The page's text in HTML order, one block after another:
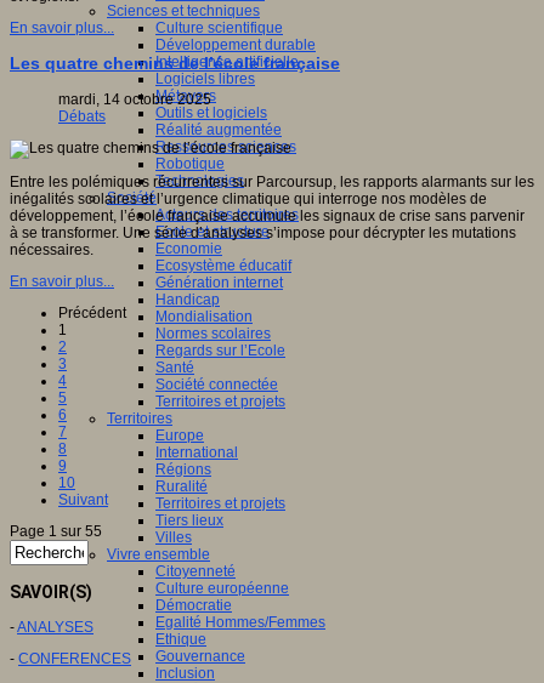
Sciences et techniques
Culture scientifique
Développement durable
Intelligence artificielle
Logiciels libres
Métavers
Outils et logiciels
Réalité augmentée
Ressources sciences
Robotique
Technologies
Société
Acteurs des territoires
Ecole et structure
Economie
Ecosystème éducatif
Génération internet
Handicap
Mondialisation
Normes scolaires
Regards sur l’Ecole
Santé
Société connectée
Territoires et projets
Territoires
Europe
International
Régions
Ruralité
Territoires et projets
Tiers lieux
Villes
Vivre ensemble
Citoyenneté
Culture européenne
Démocratie
Egalité Hommes/Femmes
Ethique
Gouvernance
Inclusion
En savoir plus...
Les quatre chemins de l’école française
mardi, 14 octobre 2025
Débats
Entre les polémiques récurrentes sur Parcoursup, les rapports alarmants sur les
inégalités scolaires et l’urgence climatique qui interroge nos modèles de
développement, l’école française accumule les signaux de crise sans parvenir
à se transformer. Une série d’analyses s’impose pour décrypter les mutations
nécessaires.
En savoir plus...
Précédent
1
2
3
4
5
6
7
8
9
10
Suivant
Page 1 sur 55
SAVOIR(S)
-ANALYSES
- CONFERENCES